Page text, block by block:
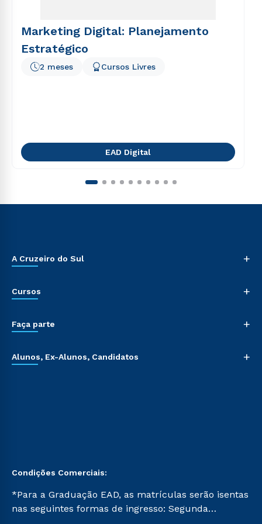
Marketing Digital: Planejamento
Estratégico
2 meses Cursos Livres
EAD Digital
A Cruzeiro do Sul +
Cursos +
Faça parte +
Alunos, Ex-Alunos, Candidatos +
Condições Comerciais:
*Para a Graduação EAD, as matrículas serão isentas
nas seguintes formas de ingresso: Segunda